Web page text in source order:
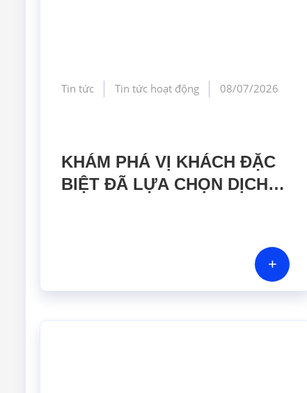
Tin tức Tin tức hoạt động 08/07/2026
KHÁM PHÁ VỊ KHÁCH ĐẶC
BIỆT ĐÃ LỰA CHỌN DỊCH
+